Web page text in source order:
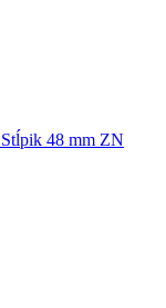
Stĺpik 48 mm ZN